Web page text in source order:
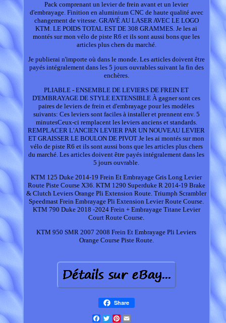
Pack comprenant un levier de frein avant et un levier
d'embrayage. Finition en aluminium CNC de haute qualité avec
changement de vitesse. GRAVÉ AU LASER AVEC LE LOGO
KTM. LE POIDS TOTAL EST DE 308 GRAMMES. Je les ai
montés sur mon vélo de piste R6 et ils sont aussi bons que les
articles plus chers du marché.
Je publierai n'importe où dans le monde. Les articles doivent être
payés intégralement dans les 5 jours ouvrables suivant la fin des
enchères.
PLIABLE - ENSEMBLE DE LEVIERS DE FREIN ET
D'EMBRAYAGE DE STYLE EXTENSIBLE À gagner sont ces
paires de leviers de frein et d'embrayage pour les modèles
suivants: Ces leviers sont faciles à installer et prennent env. 5
minutesCeux-ci remplacent les leviers anciens et standards.
REMPLACER L'ANCIEN LEVIER PAR UN NOUVEAU LEVIER
ET GRAISSER LE BOULON DE PIVOT Je les ai montés sur mon
vélo de piste R6 et ils sont aussi bons que les articles plus chers
du marché. Les articles doivent être payés intégralement dans les
5 jours ouvrable.
KTM 125 Duke 2014-19 Frein Et Embrayage Gris Long Levier
Route Piste Course X36. KTM 1290 Superduke R 2014-19 Brake
& Clutch Leviers Orange Pli Extension Route. Triumph Scrambler
Speedmast Frein Embrayage Pli Extension Levier Route Course.
KTM 790 Duke 2018 -2024 Frein + Embrayage Titane Levier
Court Route Course.
KTM 950 SMR 2007 2008 Frein Et Embrayage Pli Leviers
Orange Course Piste Route.
Share
Facebook
TwitterPinterest